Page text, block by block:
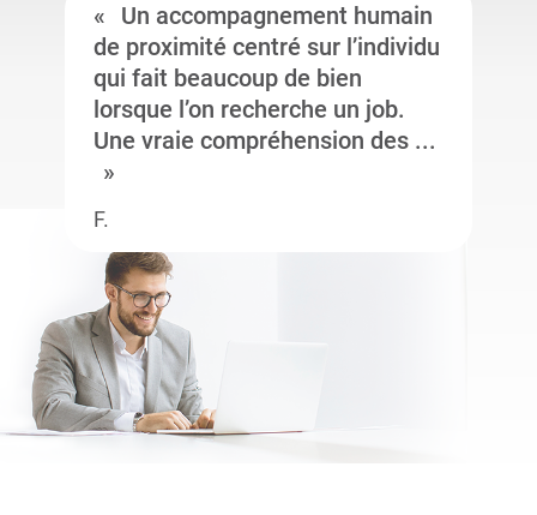
Un accompagnement humain
de proximité centré sur l’individu
qui fait beaucoup de bien
lorsque l’on recherche un job.
Une vraie compréhension des ...
F.